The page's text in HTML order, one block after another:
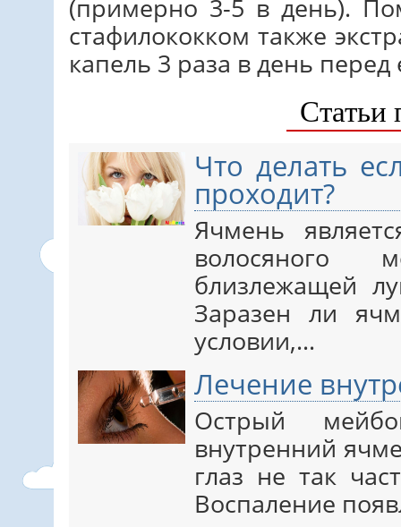
(примерно 3-5 в день).
стафилококком также
капель 3 раза в день перед
Статьи
Что делать
проходит?
Ячмень
близлежащей
Заразен ли
условии,…
Лечение
Острый
внутренний
глаз не так
Воспаление